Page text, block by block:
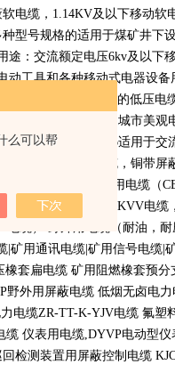
么可以帮
电缆， 1.14KV及以下移动软
型号规格的适用于煤矿井下
途：交流额定电压6kv及以下
动工具和各种移动式电器设
压器下方连接设备用的低压
开发等电力缺乏和城市美观
执行标准
GB9330-86适用于交
它分为铜丝屏蔽电缆，铜带
缆（布标电缆） 船用电缆（
火电力电缆， NH-KVV电缆，
电缆） 野外用电缆（耐油，耐
矿用通讯电缆 矿用信号电缆
套扁电缆 矿用阻燃橡套预分
野外用屏蔽电缆 低烟无卤电
电缆ZR-TT-K-YJV电缆 氟塑
缆 仪表用电缆,DYVP电动型仪
检测装置用屏蔽控制电缆